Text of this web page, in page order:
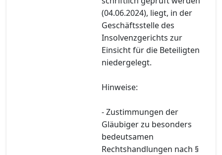
(04.06.2024), liegt, in der
Geschäftsstelle des
Insolvenzgerichts zur
Einsicht für die Beteiligten
niedergelegt.
Hinweise:
- Zustimmungen der
Gläubiger zu besonders
bedeutsamen
Rechtshandlungen nach §